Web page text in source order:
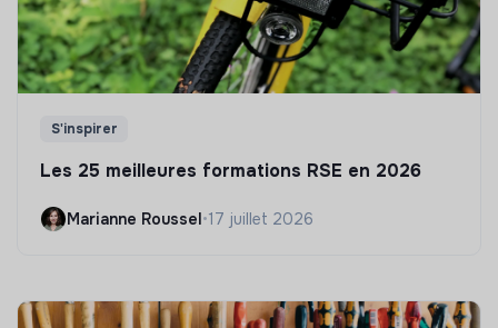
S'inspirer
Les 25 meilleures formations RSE en 2026
Marianne Roussel•17 juillet 2026